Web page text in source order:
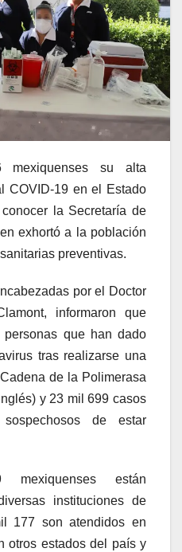
su alta
COVID-19 en el Estado
la Secretaría de
exhortó a la población
preventivas.
por el Doctor
informaron que
que han dado
tras realizarse una
de la Polimerasa
y 23 mil 699 casos
de estar
están
instituciones de
177 son atendidos en
otros estados del país y